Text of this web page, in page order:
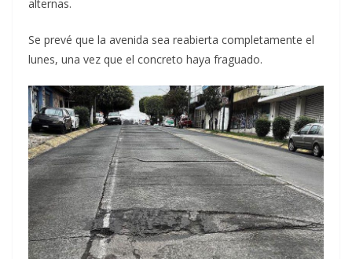
alternas.
Se prevé que la avenida sea reabierta completamente el
lunes, una vez que el concreto haya fraguado.